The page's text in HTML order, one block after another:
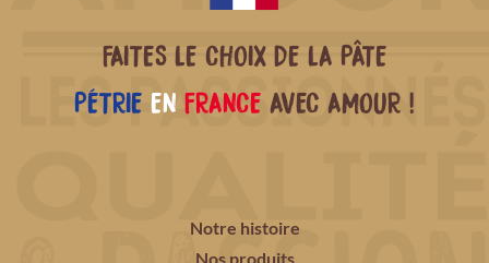
FAITES LE CHOIX DE LA PÂTE
PÉTRIE EN FRANCE AVEC AMOUR !
Notre histoire
Nos produits